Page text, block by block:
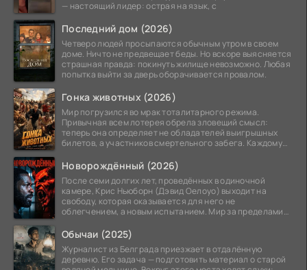
— настоящий лидер: острая на язык, с
Последний дом (2026)
Четверо людей просыпаются обычным утром в своем
доме. Ничто не предвещает беды. Но вскоре выясняется
страшная правда: покинуть жилище невозможно. Любая
попытка выйти за дверь оборачивается провалом.
Гонка животных (2026)
Мир погрузился во мрак тоталитарного режима.
Привычная всем лотерея обрела зловещий смысл:
теперь она определяет не обладателей выигрышных
билетов, а участников смертельного забега. Каждому
Новорождённый (2026)
После семи долгих лет, проведённых в одиночной
камере, Крис Ньюборн (Дэвид Оелоуо) выходит на
свободу, которая оказывается для него не
облегчением, а новым испытанием. Мир за пределами
Обычаи (2025)
Журналист из Белграда приезжает в отдалённую
деревню. Его задача — подготовить материал о старой